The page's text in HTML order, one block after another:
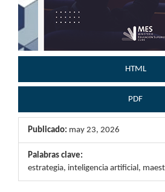
HTML
PDF
Publicado: may 23, 2026
Palabras clave:
estrategia, inteligencia artificial,